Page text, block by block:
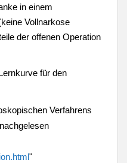
in einem
Vollnarkose
der offenen Operation
für den
Verfahrens
"